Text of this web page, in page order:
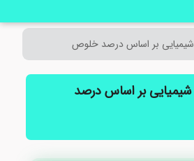
بر اساس درصد خلوص
بر اساس درصد